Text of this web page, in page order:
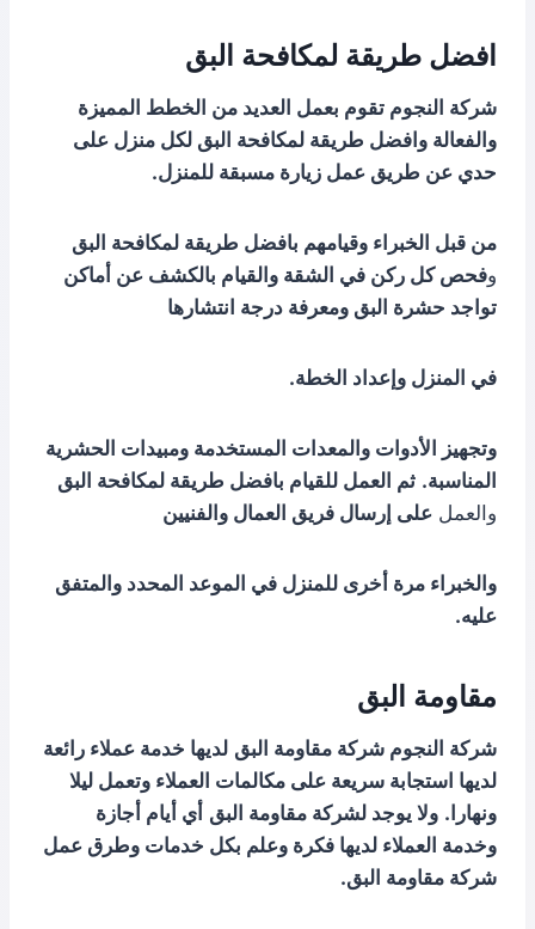
افضل طريقة لمكافحة البق
شركة النجوم تقوم بعمل العديد من الخطط المميزة
والفعالة وافضل طريقة لمكافحة البق لكل منزل على
حدي عن طريق عمل زيارة مسبقة للمنزل.
من قبل الخبراء وقيامهم بافضل طريقة لمكافحة البق
وفحص كل ركن في الشقة والقيام بالكشف عن أماكن
تواجد حشرة البق ومعرفة درجة انتشارها
في المنزل وإعداد الخطة.
وتجهيز الأدوات والمعدات المستخدمة ومبيدات الحشرية
المناسبة. ثم العمل للقيام بافضل طريقة لمكافحة البق
والعمل على إرسال فريق العمال والفنيين
والخبراء مرة أخرى للمنزل في الموعد المحدد والمتفق
عليه.
مقاومة البق
شركة النجوم شركة مقاومة البق لديها خدمة عملاء رائعة
لديها استجابة سريعة على مكالمات العملاء وتعمل ليلا
ونهارا. ولا يوجد لشركة مقاومة البق أي أيام أجازة
وخدمة العملاء لديها فكرة وعلم بكل خدمات وطرق عمل
شركة مقاومة البق.